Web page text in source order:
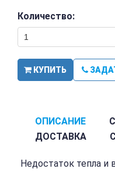
Количество:
КУПИТЬ
ОПИСАНИЕ
ДОСТАВКА
Недостаток тепла и